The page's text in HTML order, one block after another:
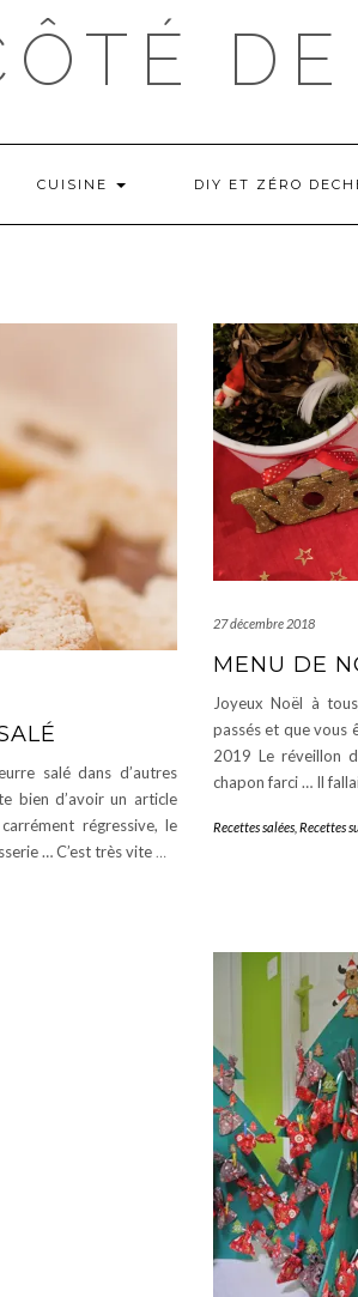
CUISINE DIY ET ZÉRO
salé dans d’autres
bien d’avoir un article
régressive, le
… C’est très vite …
27 décembre 2018
MENU DE
Joyeux Noël à
passés et que vous
2019 Le réveillon
chapon farci … Il
Recettes salées, Recettes